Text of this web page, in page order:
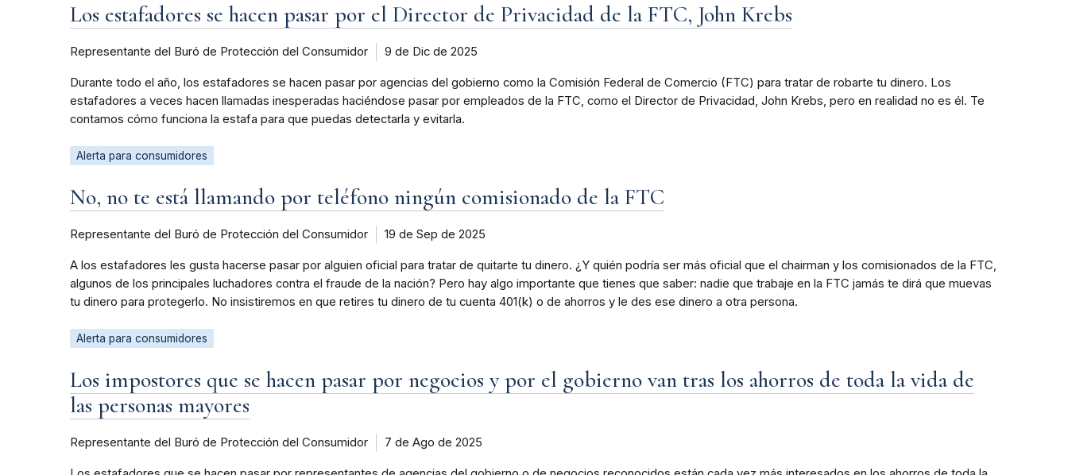
Los estafadores se hacen pasar por el Director de Privacidad de la FTC, John Krebs
Representante del Buró de Protección del Consumidor 9 de Dic de 2025
Durante todo el año, los estafadores se hacen pasar por agencias del gobierno como la Comisión Federal de Comercio (FTC) para tratar de robarte tu dinero. Los
estafadores a veces hacen llamadas inesperadas haciéndose pasar por empleados de la FTC, como el Director de Privacidad, John Krebs, pero en realidad no es él. Te
contamos cómo funciona la estafa para que puedas detectarla y evitarla.
Alerta para consumidores
No, no te está llamando por teléfono ningún comisionado de la FTC
Representante del Buró de Protección del Consumidor 19 de Sep de 2025
A los estafadores les gusta hacerse pasar por alguien oficial para tratar de quitarte tu dinero. ¿Y quién podría ser más oficial que el chairman y los comisionados de la FTC,
algunos de los principales luchadores contra el fraude de la nación? Pero hay algo importante que tienes que saber: nadie que trabaje en la FTC jamás te dirá que muevas
tu dinero para protegerlo. No insistiremos en que retires tu dinero de tu cuenta 401(k) o de ahorros y le des ese dinero a otra persona.
Alerta para consumidores
Los impostores que se hacen pasar por negocios y por el gobierno van tras los ahorros de toda la vida de
las personas mayores
Representante del Buró de Protección del Consumidor 7 de Ago de 2025